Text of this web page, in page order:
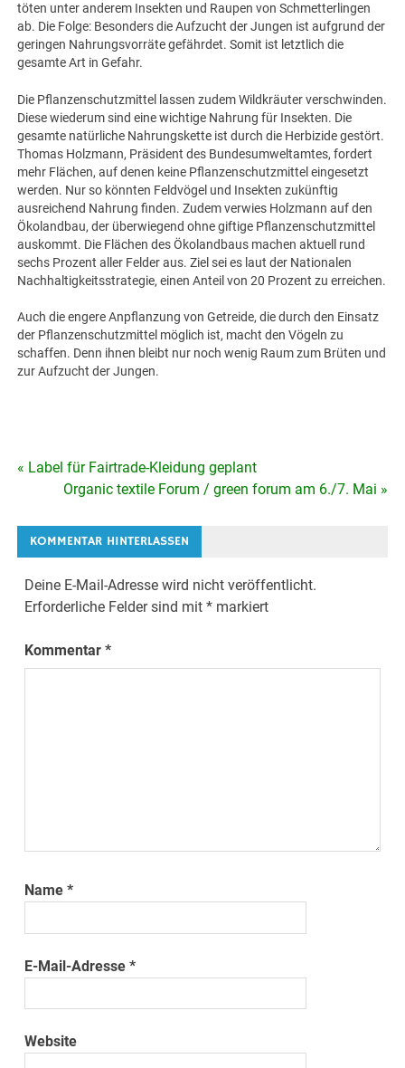
töten unter anderem Insekten und Raupen von Schmetterlingen
ab. Die Folge: Besonders die Aufzucht der Jungen ist aufgrund der
geringen Nahrungsvorräte gefährdet. Somit ist letztlich die
gesamte Art in Gefahr.
Die Pflanzenschutzmittel lassen zudem Wildkräuter verschwinden.
Diese wiederum sind eine wichtige Nahrung für Insekten. Die
gesamte natürliche Nahrungskette ist durch die Herbizide gestört.
Thomas Holzmann, Präsident des Bundesumweltamtes, fordert
mehr Flächen, auf denen keine Pflanzenschutzmittel eingesetzt
werden. Nur so könnten Feldvögel und Insekten zukünftig
ausreichend Nahrung finden. Zudem verwies Holzmann auf den
Ökolandbau, der überwiegend ohne giftige Pflanzenschutzmittel
auskommt. Die Flächen des Ökolandbaus machen aktuell rund
sechs Prozent aller Felder aus. Ziel sei es laut der Nationalen
Nachhaltigkeitsstrategie, einen Anteil von 20 Prozent zu erreichen.
Auch die engere Anpflanzung von Getreide, die durch den Einsatz
der Pflanzenschutzmittel möglich ist, macht den Vögeln zu
schaffen. Denn ihnen bleibt nur noch wenig Raum zum Brüten und
zur Aufzucht der Jungen.
Beitragsnavigation
« Label für Fairtrade-Kleidung geplant
Organic textile Forum / green forum am 6./7. Mai »
KOMMENTAR HINTERLASSEN
Deine E-Mail-Adresse wird nicht veröffentlicht.
Erforderliche Felder sind mit* markiert
Kommentar*
Name*
E-Mail-Adresse*
Website